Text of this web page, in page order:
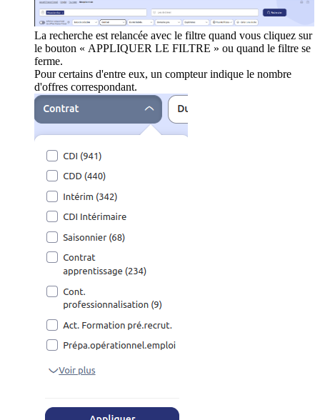
La recherche est relancée avec le filtre quand vous cliquez sur
le bouton « APPLIQUER LE FILTRE » ou quand le filtre se
ferme.
Pour certains d'entre eux, un compteur indique le nombre
d'offres correspondant.